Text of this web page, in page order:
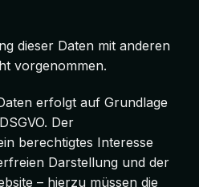
dieser Daten mit anderen
vorgenommen.
erfolgt auf Grundlage
Der
berechtigtes Interesse
Darstellung und der
– hierzu müssen die